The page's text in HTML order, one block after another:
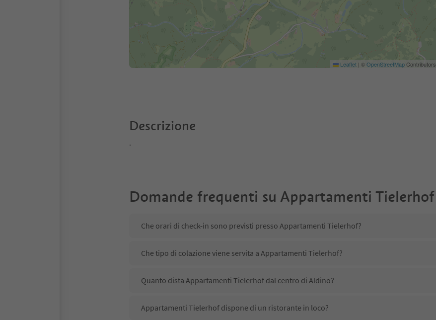
Leaflet | ©OpenStreetMapContributors
Descrizione
.
Domande frequenti su Appartamenti Tielerhof
Che orari di check-in sono previsti presso Appartamenti Tielerhof?
Che tipo di colazione viene servita a Appartamenti Tielerhof?
Quanto dista Appartamenti Tielerhof dal centro di Aldino?
Appartamenti Tielerhof dispone di un ristorante in loco?